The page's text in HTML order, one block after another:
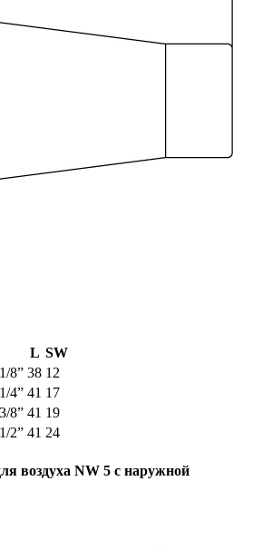
L SW
8” 38 12
4” 41 17
8” 41 19
2” 41 24
воздуха NW 5 с наружной